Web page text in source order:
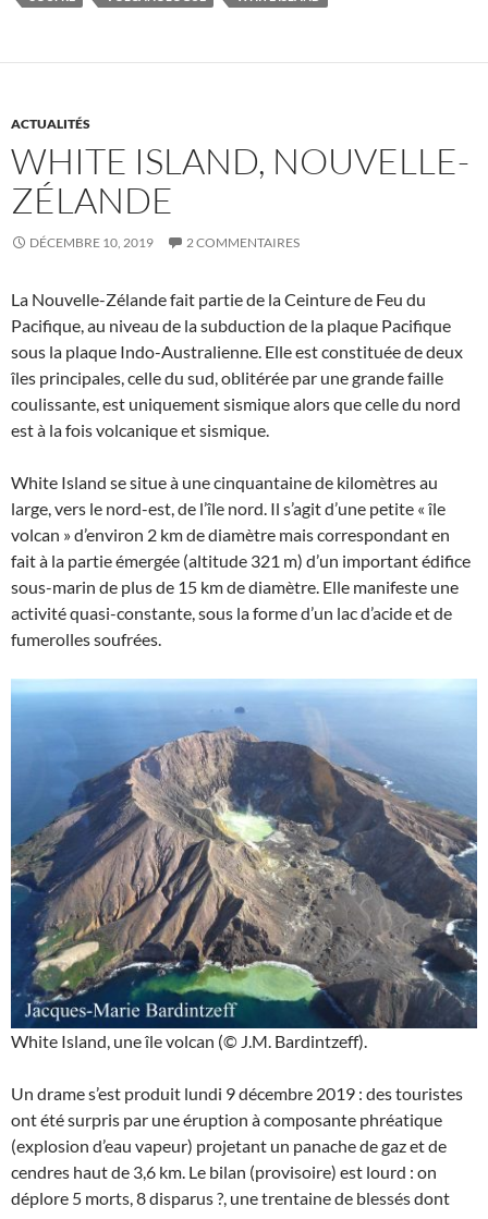
ACTUALITÉS
WHITE ISLAND, NOUVELLE-
ZÉLANDE
DÉCEMBRE 10, 2019 2 COMMENTAIRES
La Nouvelle-Zélande fait partie de la Ceinture de Feu du
Pacifique, au niveau de la subduction de la plaque Pacifique
sous la plaque Indo-Australienne. Elle est constituée de deux
îles principales, celle du sud, oblitérée par une grande faille
coulissante, est uniquement sismique alors que celle du nord
est à la fois volcanique et sismique.
White Island se situe à une cinquantaine de kilomètres au
large, vers le nord-est, de l’île nord. Il s’agit d’une petite « île
volcan » d’environ 2 km de diamètre mais correspondant en
fait à la partie émergée (altitude 321 m) d’un important édifice
sous-marin de plus de 15 km de diamètre. Elle manifeste une
activité quasi-constante, sous la forme d’un lac d’acide et de
fumerolles soufrées.
White Island, une île volcan (© J.M. Bardintzeff).
Un drame s’est produit lundi 9 décembre 2019 : des touristes
ont été surpris par une éruption à composante phréatique
(explosion d’eau vapeur) projetant un panache de gaz et de
cendres haut de 3,6 km. Le bilan (provisoire) est lourd : on
déplore 5 morts, 8 disparus ?, une trentaine de blessés dont